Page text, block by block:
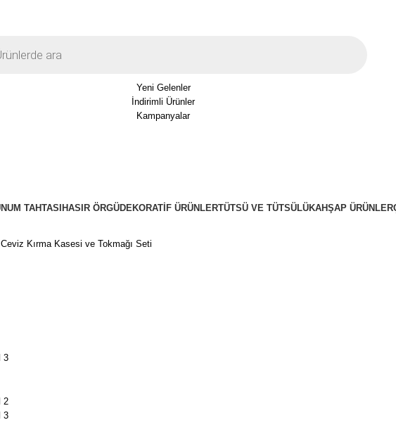
Yeni Gelenler
İndirimli Ürünler
Kampanyalar
TAHTASI HASIR ÖRGÜDEKORATIF ÜRÜNLERTÜTSÜ VE TÜTSÜLÜKAHŞAP ÜRÜNLER
Ceviz Kırma Kasesi ve Tokmağı Seti